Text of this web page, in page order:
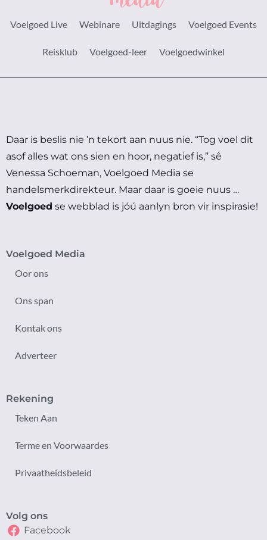
Voelgoed Live Webinare Uitdagings Voelgoed Events
Reisklub Voelgoed-leer Voelgoedwinkel
Daar is beslis nie ’n tekort aan nuus nie. “Tog voel dit
asof alles wat ons sien en hoor, negatief is,” sê
Venessa Schoeman, Voelgoed Media se
handelsmerkdirekteur. Maar daar is goeie nuus …
Voelgoed se webblad is jóú aanlyn bron vir inspirasie!
Voelgoed Media
Oor ons
Ons span
Kontak ons
Adverteer
Rekening
Teken Aan
Terme en Voorwaardes
Privaatheidsbeleid
Volg ons
Facebook